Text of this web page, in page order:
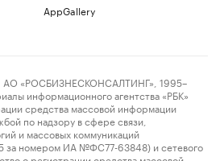
AppGallery
«РОСБИЗНЕСКОНСАЛТИНГ», 1995–
информационного агентства «РБК»
средства массовой информации
по надзору в сфере связи,
и массовых коммуникаций
за номером ИА №ФС77-63848) и сетевого